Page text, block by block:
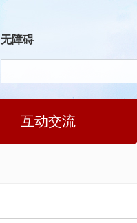
无障碍
互动交流